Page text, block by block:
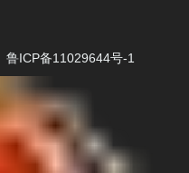
鲁ICP备11029644号-1